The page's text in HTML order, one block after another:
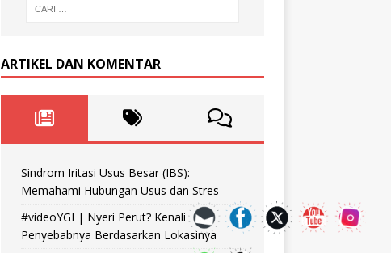
ARTIKEL DAN KOMENTAR
Sindrom Iritasi Usus Besar (IBS):
Memahami Hubungan Usus dan Stres
#videoYGI | Nyeri Perut? Kenali
Penyebabnya Berdasarkan Lokasinya